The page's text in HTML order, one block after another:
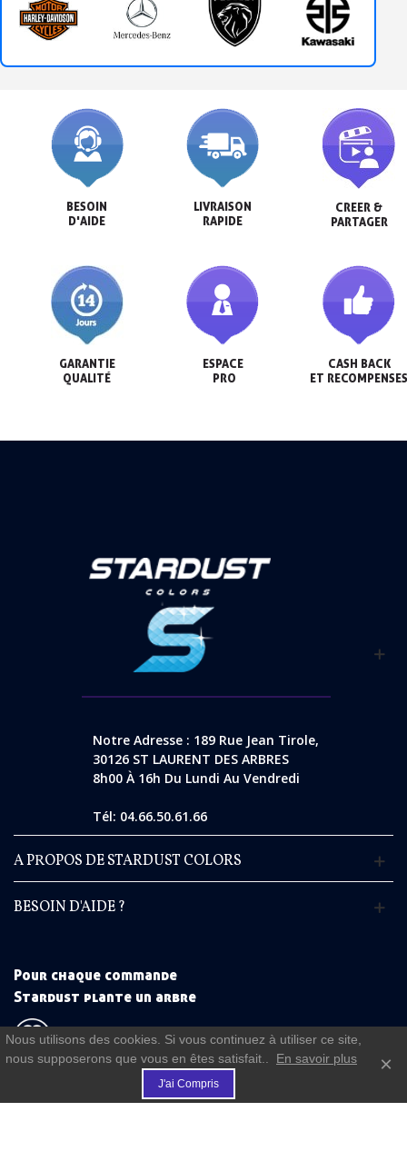
BESOIN
D'AIDE
LIVRAISON
RAPIDE
CREER &
PARTAGER
GARANTIE
QUALITÉ
ESPACE
PRO
CASH BACK
ET
Notre Adresse : 189 Rue Jean Tirole,
30126 ST LAURENT DES ARBRES
8h00 À 16h Du Lundi Au Vendredi
Tél: 04.66.50.61.66
A PROPOS DE STARDUST COLORS
BESOIN D'AIDE ?
Pour chaque commande
Stardust plante un arbre
€
Nous utilisons des cookies. Si vous continuez à utiliser ce site,
nous supposerons que vous en êtes satisfait..
En savoir plus
J'ai Compris
×